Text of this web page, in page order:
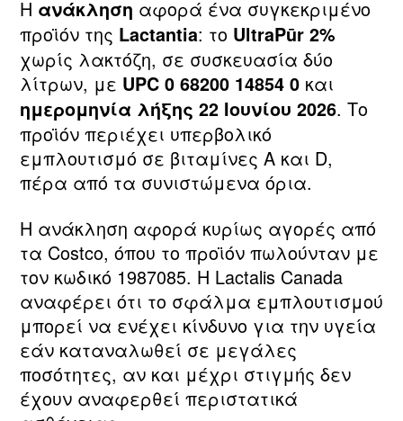
Η ανάκληση αφορά ένα συγκεκριμένο
προϊόν της Lactantia: το UltraPūr 2%
χωρίς λακτόζη, σε συσκευασία δύο
λίτρων, με UPC 0 68200 14854 0 και
ημερομηνία λήξης 22 Ιουνίου 2026. Το
προϊόν περιέχει υπερβολικό
εμπλουτισμό σε βιταμίνες A και D,
πέρα από τα συνιστώμενα όρια.
Η ανάκληση αφορά κυρίως αγορές από
τα Costco, όπου το προϊόν πωλούνταν με
τον κωδικό 1987085. Η Lactalis Canada
αναφέρει ότι το σφάλμα εμπλουτισμού
μπορεί να ενέχει κίνδυνο για την υγεία
εάν καταναλωθεί σε μεγάλες
ποσότητες, αν και μέχρι στιγμής δεν
έχουν αναφερθεί περιστατικά